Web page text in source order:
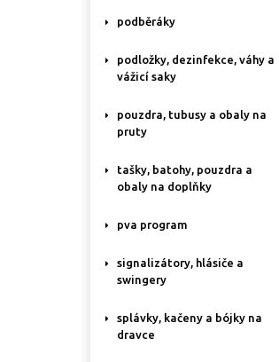
podběráky
podložky, dezinfekce, váhy a
vážicí saky
pouzdra, tubusy a obaly na
pruty
tašky, batohy, pouzdra a
obaly na doplňky
pva program
signalizátory, hlásiče a
swingery
splávky, kačeny a bójky na
dravce